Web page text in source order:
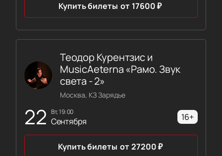
Купить билеты от 17600₽
22 вт, 19:00
Сентября
Теодор Курентзис и
MusicAeterna «Рамо. Звук
света - 2»
Москва, КЗ Зарядье
16+
Купить билеты от 27200₽